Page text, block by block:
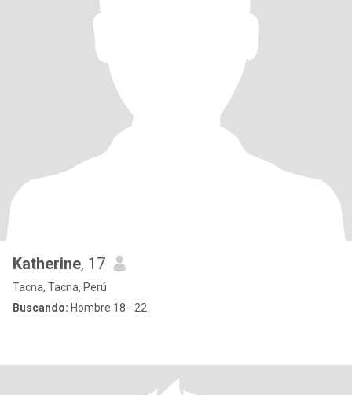
Katherine, 17
Tacna, Tacna, Perú
Buscando: Hombre 18 - 22